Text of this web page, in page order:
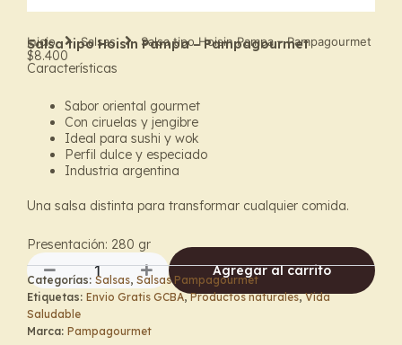
Inicio Salsas Salsa tipo Hoisin Pampa – Pampagourmet
Salsa tipo Hoisin Pampa – Pampagourmet
$8.400
Características
Sabor oriental gourmet
Con ciruelas y jengibre
Ideal para sushi y wok
Perfil dulce y especiado
Industria argentina
Una salsa distinta para transformar cualquier comida.
Presentación: 280 gr
Salsa
tipo
Hoisin
Pampa
Agregar al carrito
Categorías: Salsas, Salsas Pampagourmet
Etiquetas: Envio Gratis GCBA,Productos naturales,Vida
Saludable
Marca: Pampagourmet